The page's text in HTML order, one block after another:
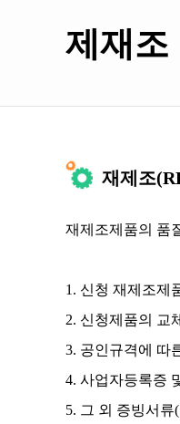
제재조
재제조
재제조제품의 품
1. 신청 재제조제
2. 신청제품의 교
3. 공인규격에 따
4. 사업자등록증
5. 그 외 증빙서